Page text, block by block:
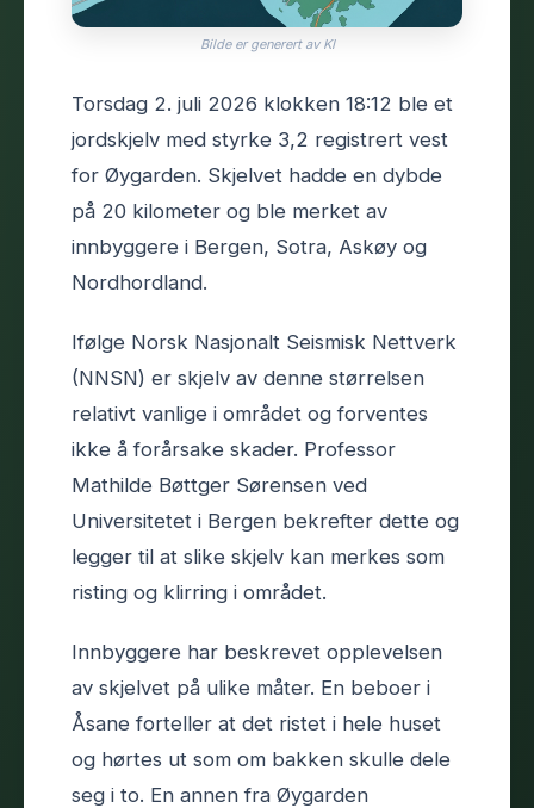
Bilde er generert av KI
Torsdag 2. juli 2026 klokken 18:12 ble et
jordskjelv med styrke 3,2 registrert vest
for Øygarden. Skjelvet hadde en dybde
på 20 kilometer og ble merket av
innbyggere i Bergen, Sotra, Askøy og
Nordhordland.
Ifølge Norsk Nasjonalt Seismisk Nettverk
(NNSN) er skjelv av denne størrelsen
relativt vanlige i området og forventes
ikke å forårsake skader. Professor
Mathilde Bøttger Sørensen ved
Universitetet i Bergen bekrefter dette og
legger til at slike skjelv kan merkes som
risting og klirring i området.
Innbyggere har beskrevet opplevelsen
av skjelvet på ulike måter. En beboer i
Åsane forteller at det ristet i hele huset
og hørtes ut som om bakken skulle dele
seg i to. En annen fra Øygarden